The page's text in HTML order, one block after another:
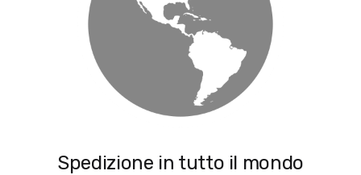
Spedizione in tutto il mondo